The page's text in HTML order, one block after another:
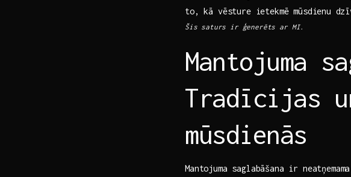
to, ‍kā vēsture ietekmē⁢ mūsdienu⁢
Šis⁣ saturs ir‌ ģenerēts ar ​MI.
Mantojuma
Tradīcijas‌
mūsdienās
Mantojuma saglabāšana⁣ ir